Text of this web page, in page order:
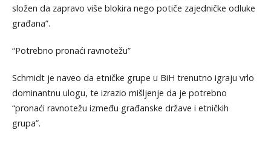
složen da zapravo više blokira nego potiče zajedničke odluke
građana”.
“Potrebno pronaći ravnotežu”
Schmidt je naveo da etničke grupe u BiH trenutno igraju vrlo
dominantnu ulogu, te izrazio mišljenje da je potrebno
“pronaći ravnotežu između građanske države i etničkih
grupa”.